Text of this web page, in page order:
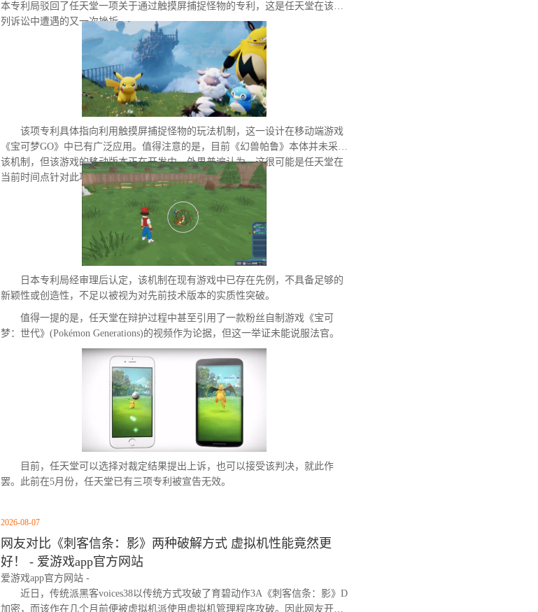
本专利局驳回了任天堂一项关于通过触摸屏捕捉怪物的专利，这是任天堂在该系
列诉讼中遭遇的又一次挫折。
该项专利具体指向利用触摸屏捕捉怪物的玩法机制，这一设计在移动端游戏
《宝可梦GO》中已有广泛应用。值得注意的是，目前《幻兽帕鲁》本体并未采用
该机制，但该游戏的移动版本正在开发中。外界普遍认为，这很可能是任天堂在
当前时间点针对此项专利发起诉讼的直接原因。
日本专利局经审理后认定，该机制在现有游戏中已存在先例，不具备足够的
新颖性或创造性，不足以被视为对先前技术版本的实质性突破。
值得一提的是，任天堂在辩护过程中甚至引用了一款粉丝自制游戏《宝可
梦：世代》(Pokémon Generations)的视频作为论据，但这一举证未能说服法官。
目前，任天堂可以选择对裁定结果提出上诉，也可以接受该判决，就此作
罢。此前在5月份，任天堂已有三项专利被宣告无效。
2026-08-07
网友对比《刺客信条：影》两种破解方式 虚拟机性能竟然更
好！ - 爱游戏app官方网站
爱游戏app官方网站 -
近日，传统派黑客voices38以传统方式攻破了育碧动作3A《刺客信条：影》D
加密，而该作在几个月前便被虚拟机派使用虚拟机管理程序攻破。因此网友开始